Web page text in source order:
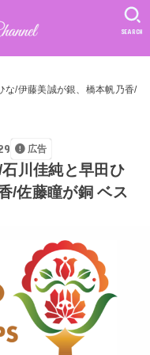
SEARCH
な/伊藤美誠が銀、橋本帆乃香/
広告
川佳純と早田ひ
/佐藤瞳が銅 ベス